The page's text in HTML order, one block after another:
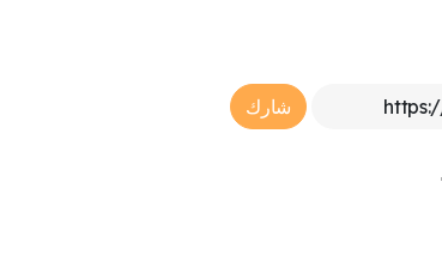
Article Link
شارك